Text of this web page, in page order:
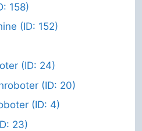
158)
(ID: 152)
(ID: 24)
(ID: 20)
(ID: 4)
23)